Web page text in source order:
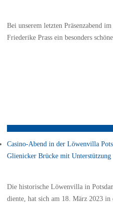
Bei unserem letzten Präsenzabend
Friederike Prass ein besonders
Casino-Abend in der Löwenvilla
Glienicker Brücke mit Unterstützung
Die historische Löwenvilla in
diente, hat sich am 18. März 2023 in